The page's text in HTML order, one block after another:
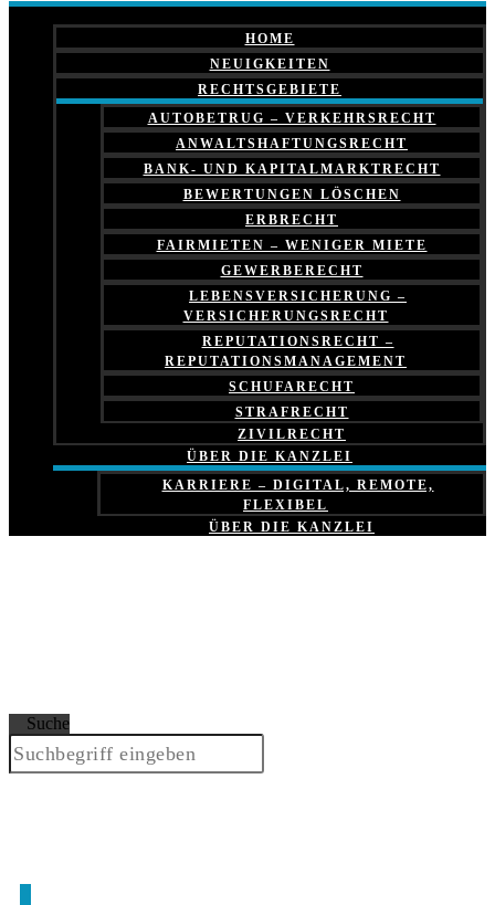
HOME
NEUIGKEITEN
RECHTSGEBIETE
AUTOBETRUG – VERKEHRSRECHT
ANWALTSHAFTUNGSRECHT
BANK- UND KAPITALMARKTRECHT
BEWERTUNGEN LÖSCHEN
ERBRECHT
FAIRMIETEN – WENIGER MIETE
GEWERBERECHT
LEBENSVERSICHERUNG –
VERSICHERUNGSRECHT
REPUTATIONSRECHT –
REPUTATIONSMANAGEMENT
SCHUFARECHT
STRAFRECHT
ZIVILRECHT
ÜBER DIE KANZLEI
KARRIERE – DIGITAL, REMOTE,
FLEXIBEL
ÜBER DIE KANZLEI
Suche